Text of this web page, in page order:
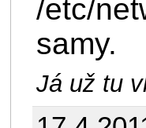
/etc/
samy.
Já už tu